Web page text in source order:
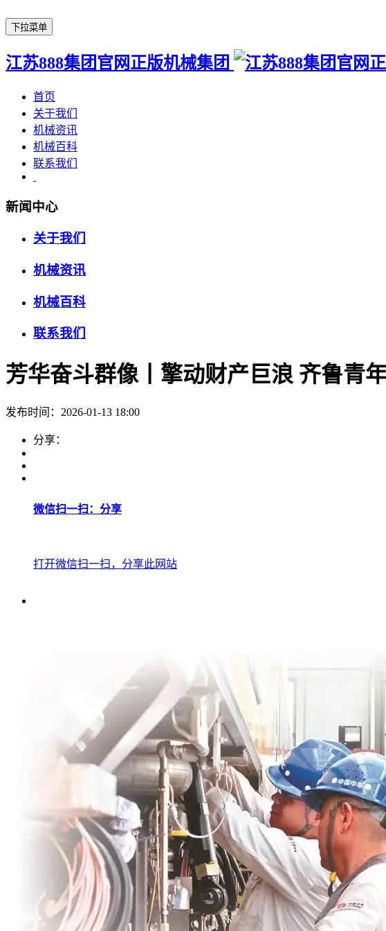
下拉菜单
江苏888集团官网正版机械集团
首页
关于我们
机械资讯
机械百科
联系我们
新闻中心
关于我们
机械资讯
机械百科
联系我们
芳华奋斗群像丨擎动财产巨浪 齐鲁青
发布时间：2026-01-13 18:00
分享：
微信扫一扫：分享
打开微信扫一扫，分享此网站